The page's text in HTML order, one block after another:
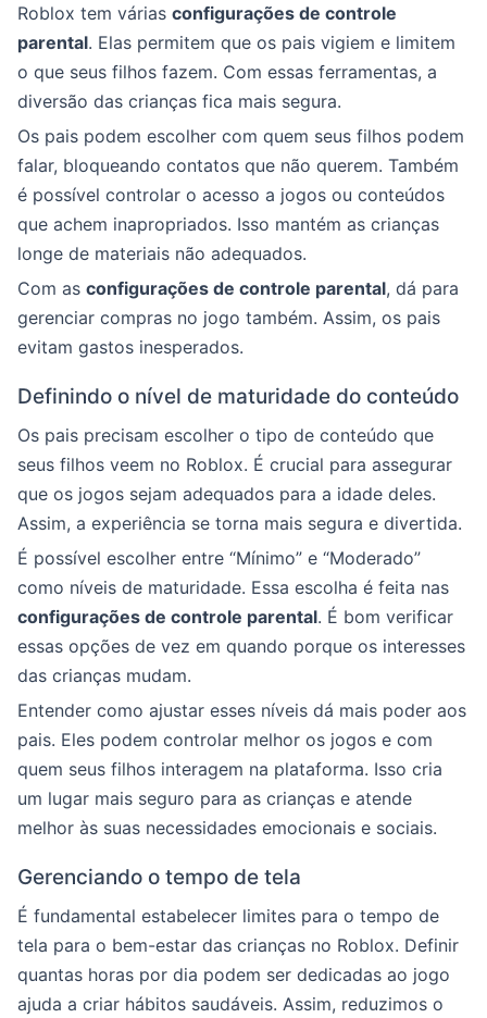
Roblox tem várias configurações de controle
parental. Elas permitem que os pais vigiem e limitem
o que seus filhos fazem. Com essas ferramentas, a
diversão das crianças fica mais segura.
Os pais podem escolher com quem seus filhos podem
falar, bloqueando contatos que não querem. Também
é possível controlar o acesso a jogos ou conteúdos
que achem inapropriados. Isso mantém as crianças
longe de materiais não adequados.
Com as configurações de controle parental, dá para
gerenciar compras no jogo também. Assim, os pais
evitam gastos inesperados.
Definindo o nível de maturidade do conteúdo
Os pais precisam escolher o tipo de conteúdo que
seus filhos veem no Roblox. É crucial para assegurar
que os jogos sejam adequados para a idade deles.
Assim, a experiência se torna mais segura e divertida.
É possível escolher entre “Mínimo” e “Moderado”
como níveis de maturidade. Essa escolha é feita nas
configurações de controle parental. É bom verificar
essas opções de vez em quando porque os interesses
das crianças mudam.
Entender como ajustar esses níveis dá mais poder aos
pais. Eles podem controlar melhor os jogos e com
quem seus filhos interagem na plataforma. Isso cria
um lugar mais seguro para as crianças e atende
melhor às suas necessidades emocionais e sociais.
Gerenciando o tempo de tela
É fundamental estabelecer limites para o tempo de
tela para o bem-estar das crianças no Roblox. Definir
quantas horas por dia podem ser dedicadas ao jogo
ajuda a criar hábitos saudáveis. Assim, reduzimos o